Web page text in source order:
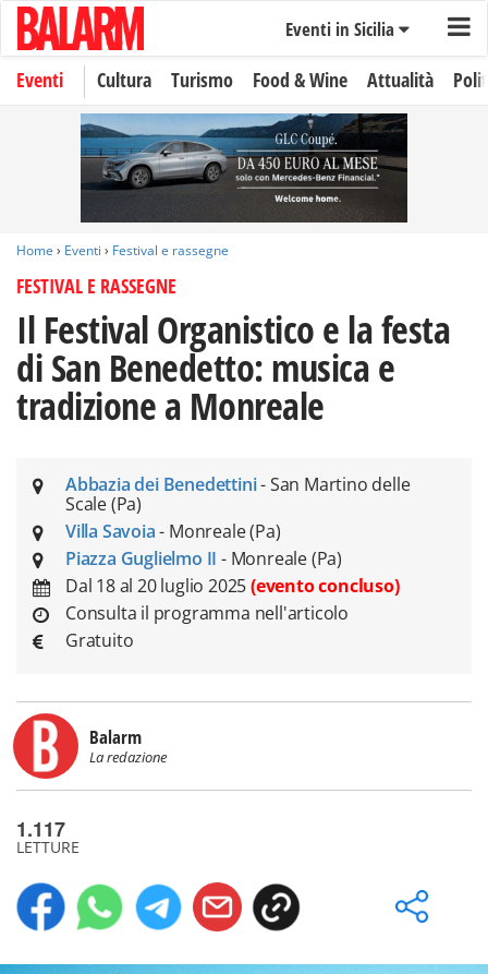
Eventi in Sicilia
Eventi Cultura Turismo Food & Wine Attualità
Home › Eventi › Festival e rassegne
FESTIVAL E RASSEGNE
Il Festival Organistico e la festa
di San Benedetto: musica e
tradizione a Monreale
Abbazia dei Benedettini- San Martino delle
Scale (Pa)
Villa Savoia- Monreale (Pa)
Piazza Guglielmo II - Monreale (Pa)
Dal 18 al 20 luglio 2025(evento concluso)
Consulta il programma nell'articolo
Gratuito
Balarm
La redazione
1.117
LETTURE